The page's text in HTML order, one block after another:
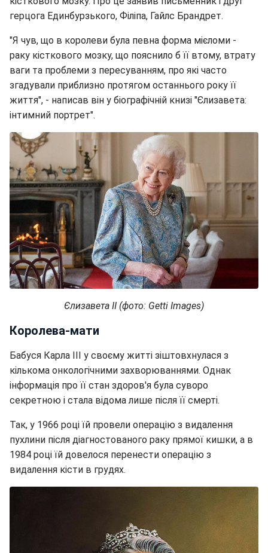
герцога Единбурзького, Філіпа, Гайлс Брандрет.
"Я чув, що в королеви була певна форма мієломи -
раку кісткового мозку, що пояснило б її втому, втрату
ваги та проблеми з пересуванням, про які часто
згадували приблизно протягом останнього року її
життя", - написав він у біографічній книзі "Єлизавета:
інтимний портрет".
Єлизавета II (фото: Getti Images)
Королева-мати
Бабуся Карла III у своєму житті зіштовхнулася з
кількома онкологічними захворюваннями. Однак
інформація про її стан здоров'я була суворо
секретною і стала відома лише після її смерті.
Так, у 1966 році їй провели операцію з видалення
пухлини після діагностованого раку прямої кишки, а в
1984 році їй довелося перенести операцію з
видалення кісти в грудях.